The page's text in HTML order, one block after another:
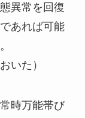
異常を回復
あれば可能
いた）
時万能帯び